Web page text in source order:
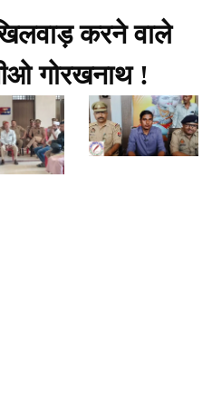
करने वाले
गोरखनाथ !